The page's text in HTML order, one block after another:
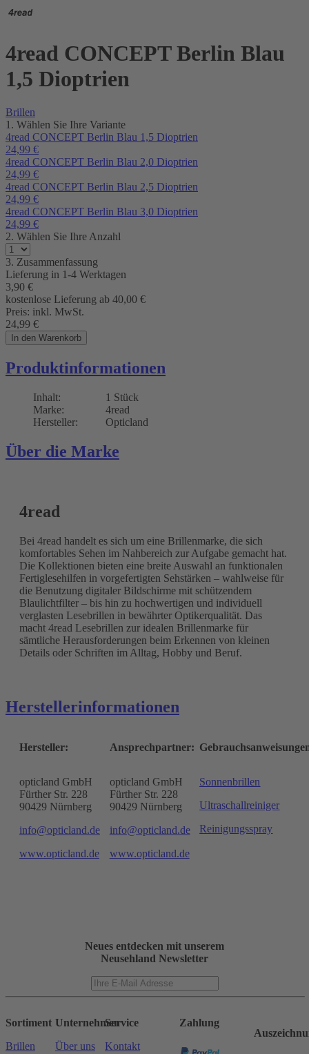
4read CONCEPT Berlin Blau
1,5 Dioptrien
Brillen
1. Wählen Sie Ihre Variante
4read CONCEPT Berlin Blau 1,5 Dioptrien
24,99 €
4read CONCEPT Berlin Blau 2,0 Dioptrien
24,99 €
4read CONCEPT Berlin Blau 2,5 Dioptrien
24,99 €
4read CONCEPT Berlin Blau 3,0 Dioptrien
24,99 €
2. Wählen Sie Ihre Anzahl
3. Zusammenfassung
Lieferung in 1-4 Werktagen
3,90 €
kostenlose Lieferung ab 40,00 €
Preis: inkl. MwSt.
24,99 €
In den Warenkorb
Produktinformationen
Inhalt:
1 Stück
Marke:
4read
Hersteller:
Opticland
Über die Marke
4read
Bei 4read handelt es sich um eine Brillenmarke, die sich
komfortables Sehen im Nahbereich zur Aufgabe gemacht hat.
Die Kollektionen bieten eine breite Auswahl an funktionalen
Fertiglesehilfen in vorgefertigten Sehstärken – wahlweise für
die Benutzung digitaler Bildschirme mit schützendem
Blaulichtfilter – bis hin zu hochwertigen und individuell
verglasten Lesebrillen in bewährter Optikerqualität. Das
macht 4read Lesebrillen zur idealen Brillenmarke für
sämtliche Herausforderungen beim Erkennen von kleinen
Details oder Schriften im Alltag, Hobby und Beruf.
Herstellerinformationen
Hersteller:
opticland GmbH
Fürther Str. 228
90429 Nürnberg
info@opticland.de
www.opticland.de
Ansprechpartner:
opticland GmbH
Fürther Str. 228
90429 Nürnberg
info@opticland.de
www.opticland.de
Sonnenbrillen
Ultraschallreiniger
Reinigungsspray
Neues entdecken mit unserem
Neusehland Newsletter
Sortiment
Brillen
Unternehmen
Über uns
Service
Kontakt
Zahlung